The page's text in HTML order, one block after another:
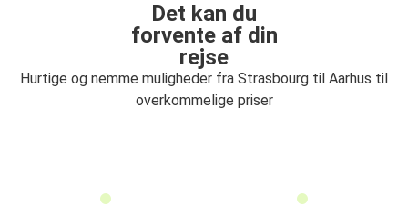
Det kan du
forvente af din
rejse
Hurtige og nemme muligheder fra Strasbourg til Aarhus til
overkommelige priser